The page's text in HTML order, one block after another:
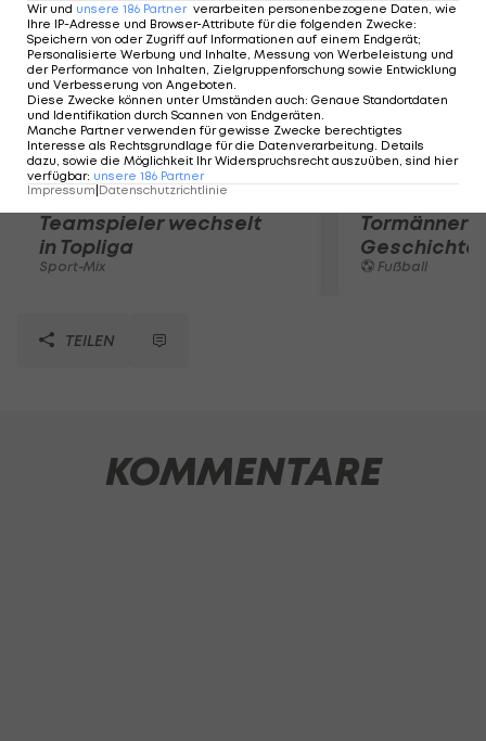
Karrieresprung! ÖVV-
Teamspieler wechselt
in Topliga
Sport-Mix
Tormänner
Geschichte
Fußball
TEILEN
KOMMENTARE
Wir und unsere 186 Partner verarbeiten personenbezogene Daten, wie
Ihre IP-Adresse und Browser-Attribute für die folgenden Zwecke:
Speichern von oder Zugriff auf Informationen auf einem Endgerät;
Personalisierte Werbung und Inhalte, Messung von Werbeleistung und
der Performance von Inhalten, Zielgruppenforschung sowie Entwicklung
und Verbesserung von Angeboten.
Diese Zwecke können unter Umständen auch: Genaue Standortdaten
und Identifikation durch Scannen von Endgeräten.
Manche Partner verwenden für gewisse Zwecke berechtigtes
Interesse als Rechtsgrundlage für die Datenverarbeitung. Details
dazu, sowie die Möglichkeit Ihr Widerspruchsrecht auszuüben, sind hier
verfügbar: unsere 186 Partner
Impressum Datenschutzrichtlinie